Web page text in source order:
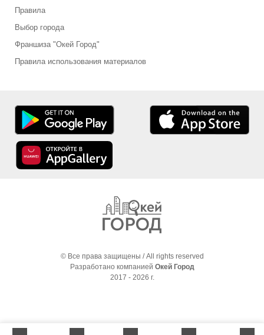
Правила
Выбор города
Франшиза "Окей Город"
Правила использования материалов
© Все права защищены / All rights reserved
Разработано компанией Окей Город
2017 - 2026 г.